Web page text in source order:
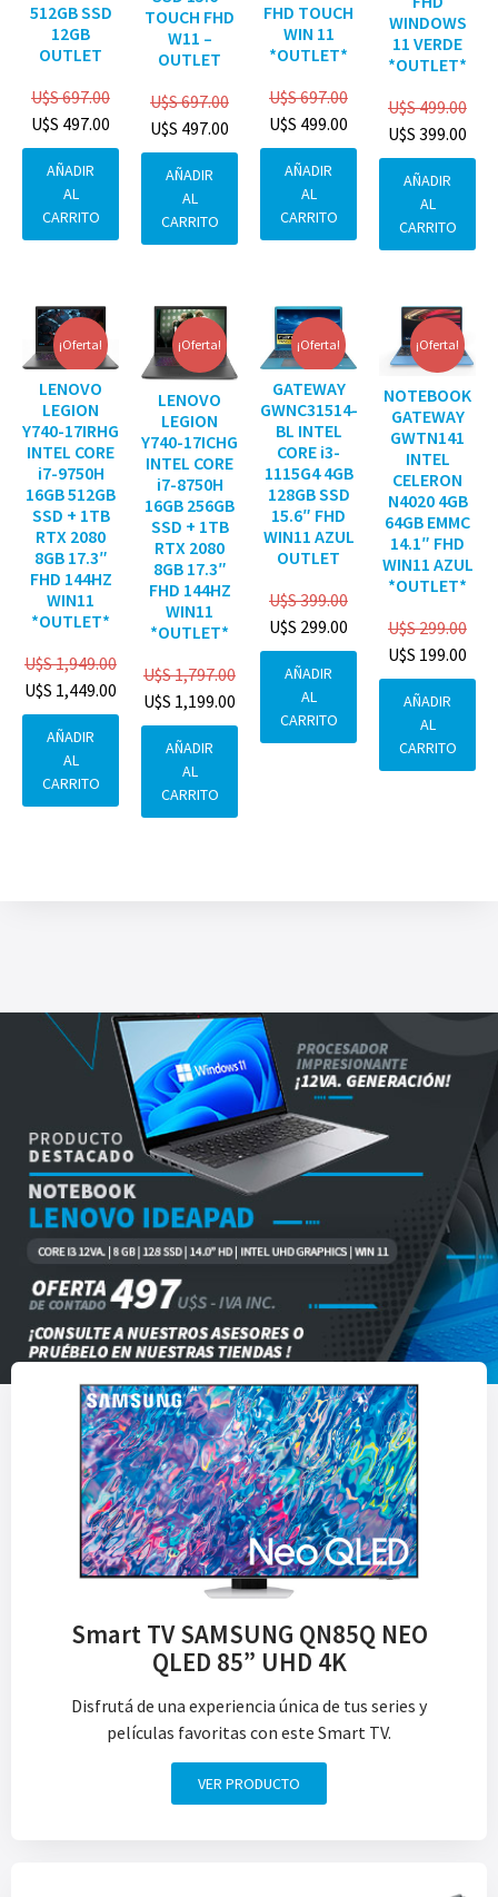
512GB SSD
12GB
OUTLET
U$S697.00
U$S 497.00
AÑADIR
AL
CARRITO
TOUCH FHD
W11 –
OUTLET
U$S697.00
U$S 497.00
AÑADIR
AL
CARRITO
FHD TOUCH
WIN 11
*OUTLET*
U$S697.00
U$S 499.00
AÑADIR
AL
CARRITO
WINDOWS
11 VERDE
*OUTLET*
U$S499.00
U$S 399.00
AÑADIR
AL
CARRITO
¡Oferta!
LENOVO
LEGION
Y740-17IRHG
INTEL CORE
i7-9750H
16GB 512GB
SSD + 1TB
RTX 2080
8GB 17.3″
FHD 144HZ
WIN11
*OUTLET*
U$S1,949.00
U$S 1,449.00
AÑADIR
AL
CARRITO
¡Oferta!
LENOVO
LEGION
Y740-17ICHG
INTEL CORE
i7-8750H
16GB 256GB
SSD + 1TB
RTX 2080
8GB 17.3″
FHD 144HZ
WIN11
*OUTLET*
U$S1,797.00
U$S 1,199.00
AÑADIR
AL
CARRITO
¡Oferta!
GATEWAY
GWNC31514-
BL INTEL
CORE i3-
1115G4 4GB
128GB SSD
15.6″ FHD
WIN11 AZUL
OUTLET
U$S399.00
U$S 299.00
AÑADIR
AL
CARRITO
¡Oferta!
NOTEBOOK
GATEWAY
GWTN141
INTEL
CELERON
N4020 4GB
64GB EMMC
14.1″ FHD
WIN11 AZUL
*OUTLET*
U$S299.00
U$S 199.00
AÑADIR
AL
CARRITO
Smart TV SAMSUNG QN85Q NEO
QLED 85” UHD 4K
Disfrutá de una experiencia única de tus series y
películas favoritas con este Smart TV.
VER PRODUCTO